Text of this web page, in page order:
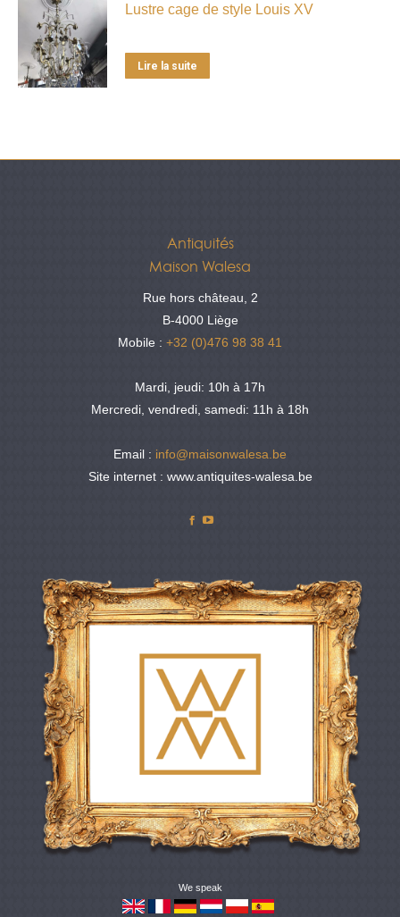
Lustre cage de style Louis XV
Lire la suite
Antiquités
Maison Walesa
Rue hors château, 2
B-4000 Liège
Mobile : +32 (0)476 98 38 41
Mardi, jeudi: 10h à 17h
Mercredi, vendredi, samedi: 11h à 18h
Email : info@maisonwalesa.be
Site internet : www.antiquites-walesa.be
Facebook
We speak